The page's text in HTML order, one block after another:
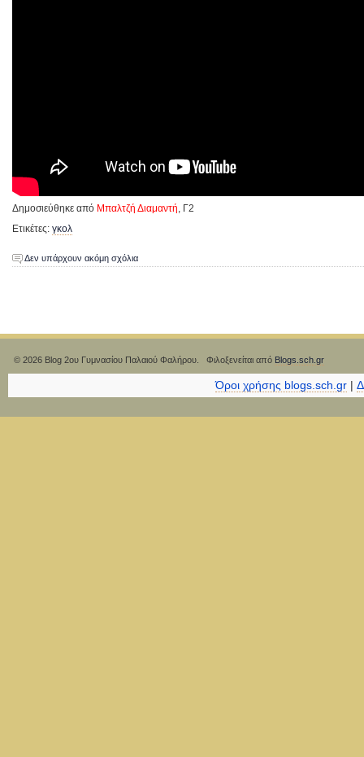
Δημοσιεύθηκε από Μπαλτζή Διαμαντή, Γ2
Ετικέτες: γκολ
Δεν υπάρχουν ακόμη σχόλια
© 2026 Blog 2ου Γυμνασίου Παλαιού Φαλήρου. Φιλοξενείται από Blogs.sch.gr
Όροι χρήσης blogs.sch.gr |